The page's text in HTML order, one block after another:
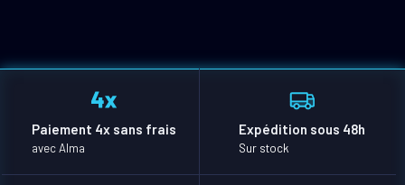
Paiement 4x sans frais
avec Alma
Expédition sous 48h
Sur stock